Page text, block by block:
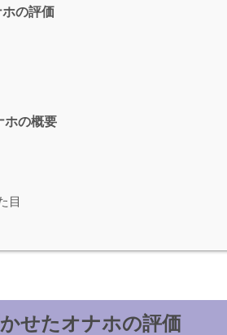
の評価
ホの概要
目
せたオナホの評価